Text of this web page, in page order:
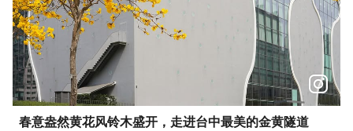
春意盎然黄花风铃木盛开，走进台中最美的金黄隧道